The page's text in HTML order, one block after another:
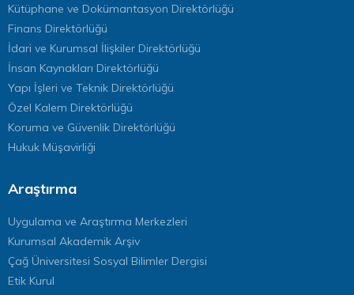
Kütüphane ve Dokümantasyon Direktörlüğü
Finans Direktörlüğü
İdari ve Kurumsal İlişkiler Direktörlüğü
İnsan Kaynakları Direktörlüğü
Yapı İşleri ve Teknik Direktörlüğü
Özel Kalem Direktörlüğü
Koruma ve Güvenlik Direktörlüğü
Hukuk Müşavirliği
Araştırma
Uygulama ve Araştırma Merkezleri
Kurumsal Akademik Arşiv
Çağ Üniversitesi Sosyal Bilimler Dergisi
Etik Kurul